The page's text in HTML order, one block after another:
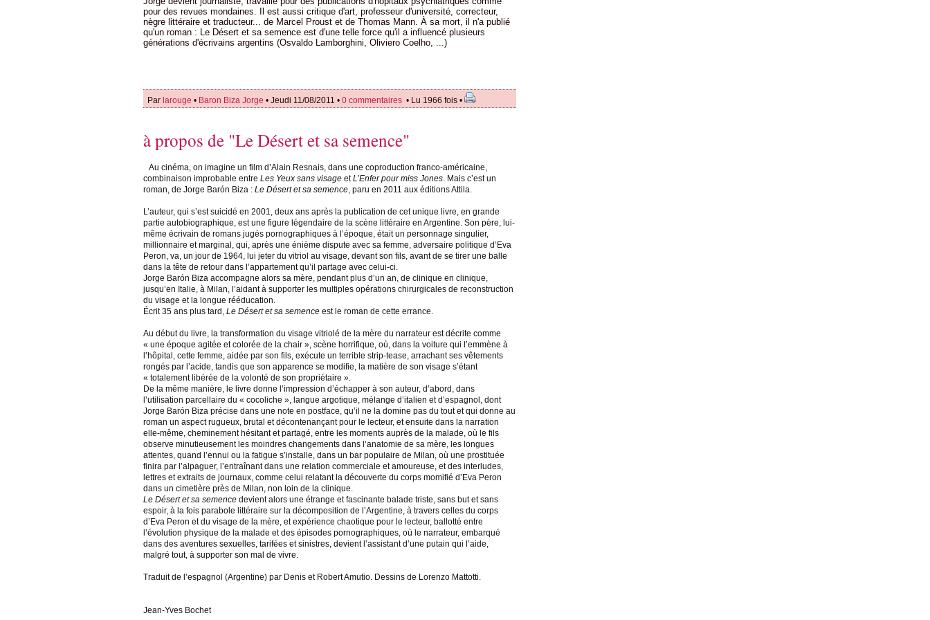
pour des revues mondaines. Il est aussi critique d'art, professeur d'université, correcteur,
nègre littéraire et traducteur... de Marcel Proust et de Thomas Mann. À sa mort, il n'a publié
qu'un roman : Le Désert et sa semence est d'une telle force qu'il a influencé plusieurs
générations d'écrivains argentins (Osvaldo Lamborghini, Oliviero Coelho, ...)
Par larouge • Baron Biza Jorge • Jeudi 11/08/2011 • 0 commentaires • Lu 1966 fois •
à propos de "Le Désert et sa semence"
Au cinéma, on imagine un film d’Alain Resnais, dans une coproduction franco-américaine,
combinaison improbable entre Les Yeux sans visage etL’Enfer pour miss Jones . Mais c’est un
roman, de Jorge Barón Biza : Le Désert et sa semence , paru en 2011 aux éditions Attila.
L’auteur, qui s’est suicidé en 2001, deux ans après la publication de cet unique livre, en grande
partie autobiographique, est une figure légendaire de la scène littéraire en Argentine. Son père, lui-
même écrivain de romans jugés pornographiques à l’époque, était un personnage singulier,
millionnaire et marginal, qui, après une énième dispute avec sa femme, adversaire politique d’Eva
Peron, va, un jour de 1964, lui jeter du vitriol au visage, devant son fils, avant de se tirer une balle
dans la tête de retour dans l’appartement qu’il partage avec celui-ci.
Jorge Barón Biza accompagne alors sa mère, pendant plus d’un an, de clinique en clinique,
jusqu’en Italie, à Milan, l’aidant à supporter les multiples opérations chirurgicales de reconstruction
du visage et la longue rééducation.
Écrit 35 ans plus tard, Le Désert et sa semence est le roman de cette errance.
Au début du livre, la transformation du visage vitriolé de la mère du narrateur est décrite comme
« une époque agitée et colorée de la chair », scène horrifique, où, dans la voiture qui l’emmène à
l’hôpital, cette femme, aidée par son fils, exécute un terrible strip-tease, arrachant ses vêtements
rongés par l’acide, tandis que son apparence se modifie, la matière de son visage s’étant
« totalement libérée de la volonté de son propriétaire ».
De la même manière, le livre donne l’impression d’échapper à son auteur, d’abord, dans
l’utilisation parcellaire du « cocoliche », langue argotique, mélange d’italien et d’espagnol, dont
Jorge Barón Biza précise dans une note en postface, qu’il ne la domine pas du tout et qui donne au
roman un aspect rugueux, brutal et décontenançant pour le lecteur, et ensuite dans la narration
elle-même, cheminement hésitant et partagé, entre les moments auprès de la malade, où le fils
observe minutieusement les moindres changements dans l’anatomie de sa mère, les longues
attentes, quand l’ennui ou la fatigue s’installe, dans un bar populaire de Milan, où une prostituée
finira par l’alpaguer, l’entraînant dans une relation commerciale et amoureuse, et des interludes,
lettres et extraits de journaux, comme celui relatant la découverte du corps momifié d’Eva Peron
dans un cimetière près de Milan, non loin de la clinique.
Le Désert et sa semence devient alors une étrange et fascinante balade triste, sans but et sans
espoir, à la fois parabole littéraire sur la décomposition de l’Argentine, à travers celles du corps
d’Eva Peron et du visage de la mère, et expérience chaotique pour le lecteur, ballotté entre
l’évolution physique de la malade et des épisodes pornographiques, où le narrateur, embarqué
dans des aventures sexuelles, tarifées et sinistres, devient l’assistant d’une putain qui l’aide,
malgré tout, à supporter son mal de vivre.
Traduit de l’espagnol (Argentine) par Denis et Robert Amutio. Dessins de Lorenzo Mattotti.
Jean-Yves Bochet